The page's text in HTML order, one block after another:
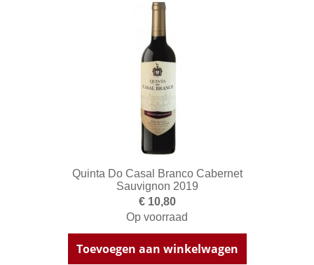
Quinta Do Casal Branco Cabernet
Sauvignon 2019
€ 10,80
Op voorraad
Toevoegen aan winkelwagen